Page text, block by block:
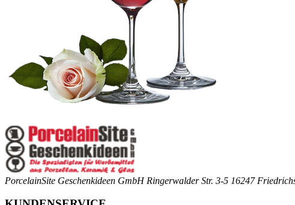
PorcelainSite Geschenkideen GmbH Ringerwalder Str. 3-5 16247